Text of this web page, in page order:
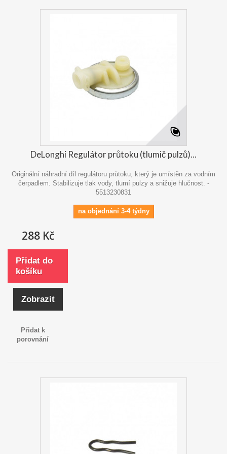
DeLonghi Regulátor průtoku (tlumič pulzů)...
Originální náhradní díl regulátoru průtoku, který je umístěn za vodním
čerpadlem. Stabilizuje tlak vody, tlumí pulzy a snižuje hlučnost. -
5513230831
na objednání 3-4 týdny
288 Kč
Přidat do
košíku
Zobrazit
Přidat k
porovnání